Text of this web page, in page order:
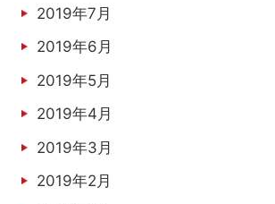
2019年7月
2019年6月
2019年5月
2019年4月
2019年3月
2019年2月